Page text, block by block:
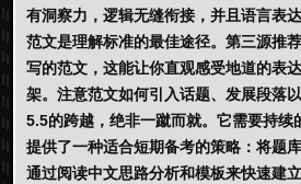
有洞察力，逻辑无缝衔接，并且语言表
范文是理解标准的最佳途径。第三源推
写的范文，这能让你直观感受地道的表
架。注意范文如何引入话题、发展段落
5.5的跨越，绝非一蹴而就。它需要持续
提供了一种适合短期备考的策略：将题
通过阅读中文思路分析和模板来快速建